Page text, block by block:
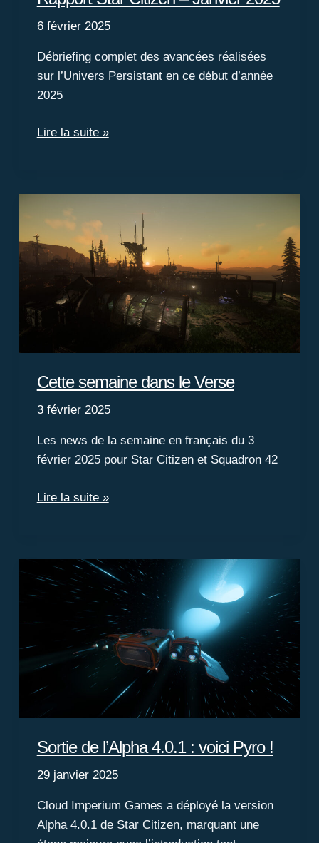
6 février 2025
Débriefing complet des avancées réalisées
sur l’Univers Persistant en ce début d’année
2025
Rapport
Janvier
Lire la suite »
Cette semaine dans le Verse
3 février 2025
Les news de la semaine en français du 3
février 2025 pour Star Citizen et Squadron 42
Cette
Verse
Lire la suite »
Sortie de l’Alpha 4.0.1 : voici Pyro !
29 janvier 2025
Cloud Imperium Games a déployé la version
Alpha 4.0.1 de Star Citizen, marquant une